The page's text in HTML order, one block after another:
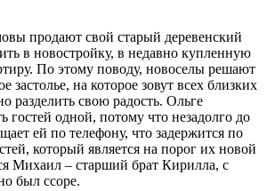
продают свой старый деревенский
в новостройку, в недавно купленную
По этому поводу, новоселы решают
застолье, на которое зовут всех близких
разделить свою радость. Ольге
гостей одной, потому что незадолго до
ей по телефону, что задержится по
который является на порог их новой
Михаил – старший брат Кирилла, с
был ссоре.